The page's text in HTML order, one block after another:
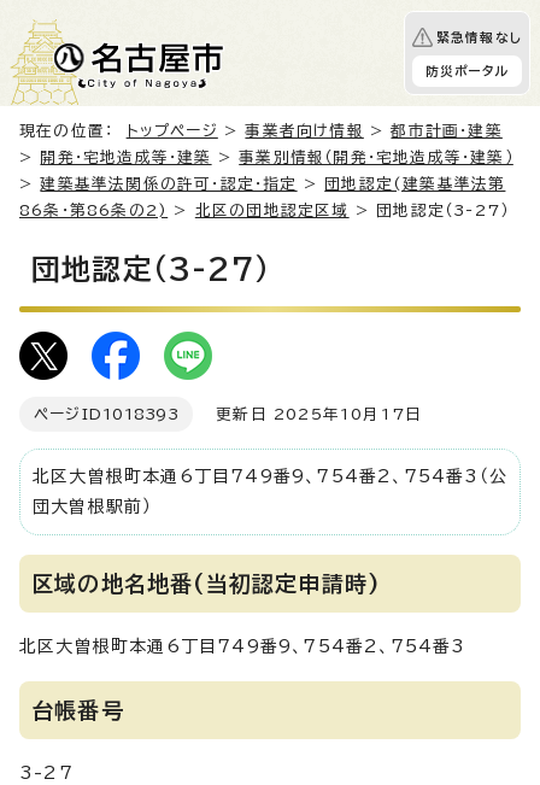
緊急情報なし
防災ポータル
現在の位置： トップページ >事業者向け情報 >都市計画・建築
>
開発・宅地造成等・建築 >事業別情報（開発・宅地造成等・建築）
>建築基準法関係の許可・認定・指定 >
団地認定(建築基準法第
86条・第86条の2)
> 北区の団地認定区域 > 団地認定（3-27）
団地認定（3-27）
ページID 1018393 更新日 2025年10月17日
北区大曽根町本通6丁目749番9、754番2、754番3（公
団大曽根駅前）
区域の地名地番(当初認定申請時)
北区大曽根町本通6丁目749番9、754番2、754番3
台帳番号
3-27